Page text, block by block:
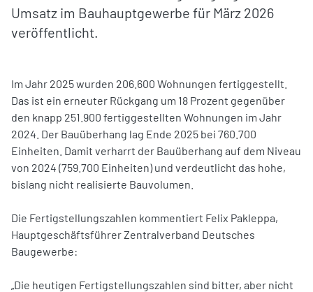
Umsatz im Bauhauptgewerbe für März 2026
veröffentlicht.
Im Jahr 2025 wurden 206.600 Wohnungen fertiggestellt.
Das ist ein erneuter Rückgang um 18 Prozent gegenüber
den knapp 251.900 fertiggestellten Wohnungen im Jahr
2024. Der Bauüberhang lag Ende 2025 bei 760.700
Einheiten. Damit verharrt der Bauüberhang auf dem Niveau
von 2024 (759.700 Einheiten) und verdeutlicht das hohe,
bislang nicht realisierte Bauvolumen.
Die Fertigstellungszahlen kommentiert Felix Pakleppa,
Hauptgeschäftsführer Zentralverband Deutsches
Baugewerbe:
„Die heutigen Fertigstellungszahlen sind bitter, aber nicht